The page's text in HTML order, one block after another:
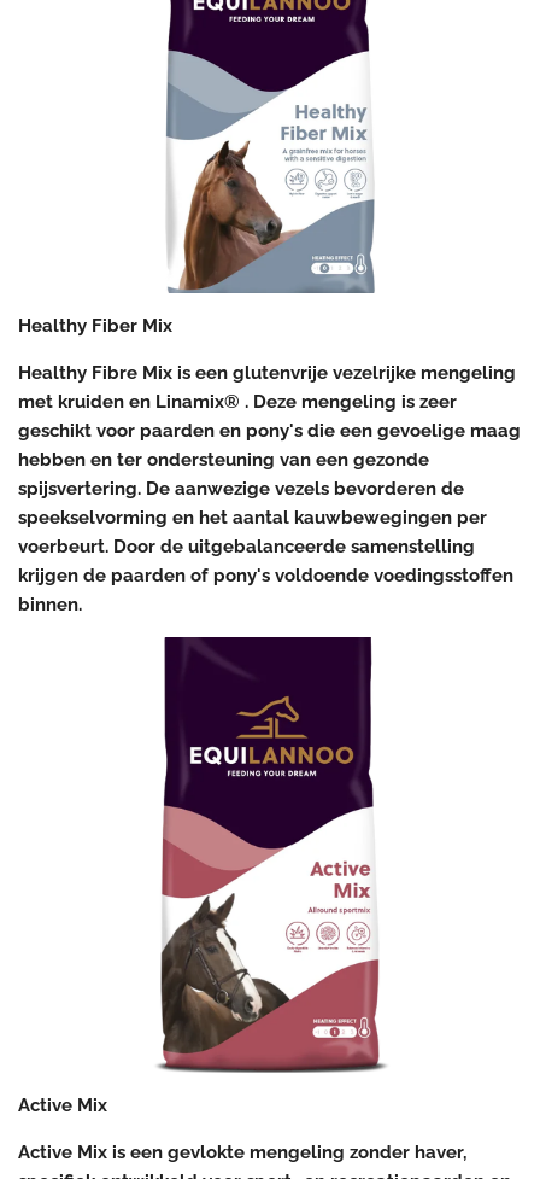
Healthy Fiber Mix
Healthy Fibre Mix is een glutenvrije vezelrijke mengeling
met kruiden en Linamix® . Deze mengeling is zeer
geschikt voor paarden en pony's die een gevoelige maag
hebben en ter ondersteuning van een gezonde
spijsvertering. De aanwezige vezels bevorderen de
speekselvorming en het aantal kauwbewegingen per
voerbeurt. Door de uitgebalanceerde samenstelling
krijgen de paarden of pony's voldoende voedingsstoffen
binnen.
Active Mix
Active Mix is een gevlokte mengeling zonder haver,